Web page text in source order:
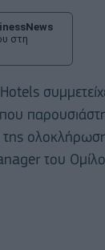
στη
της
του